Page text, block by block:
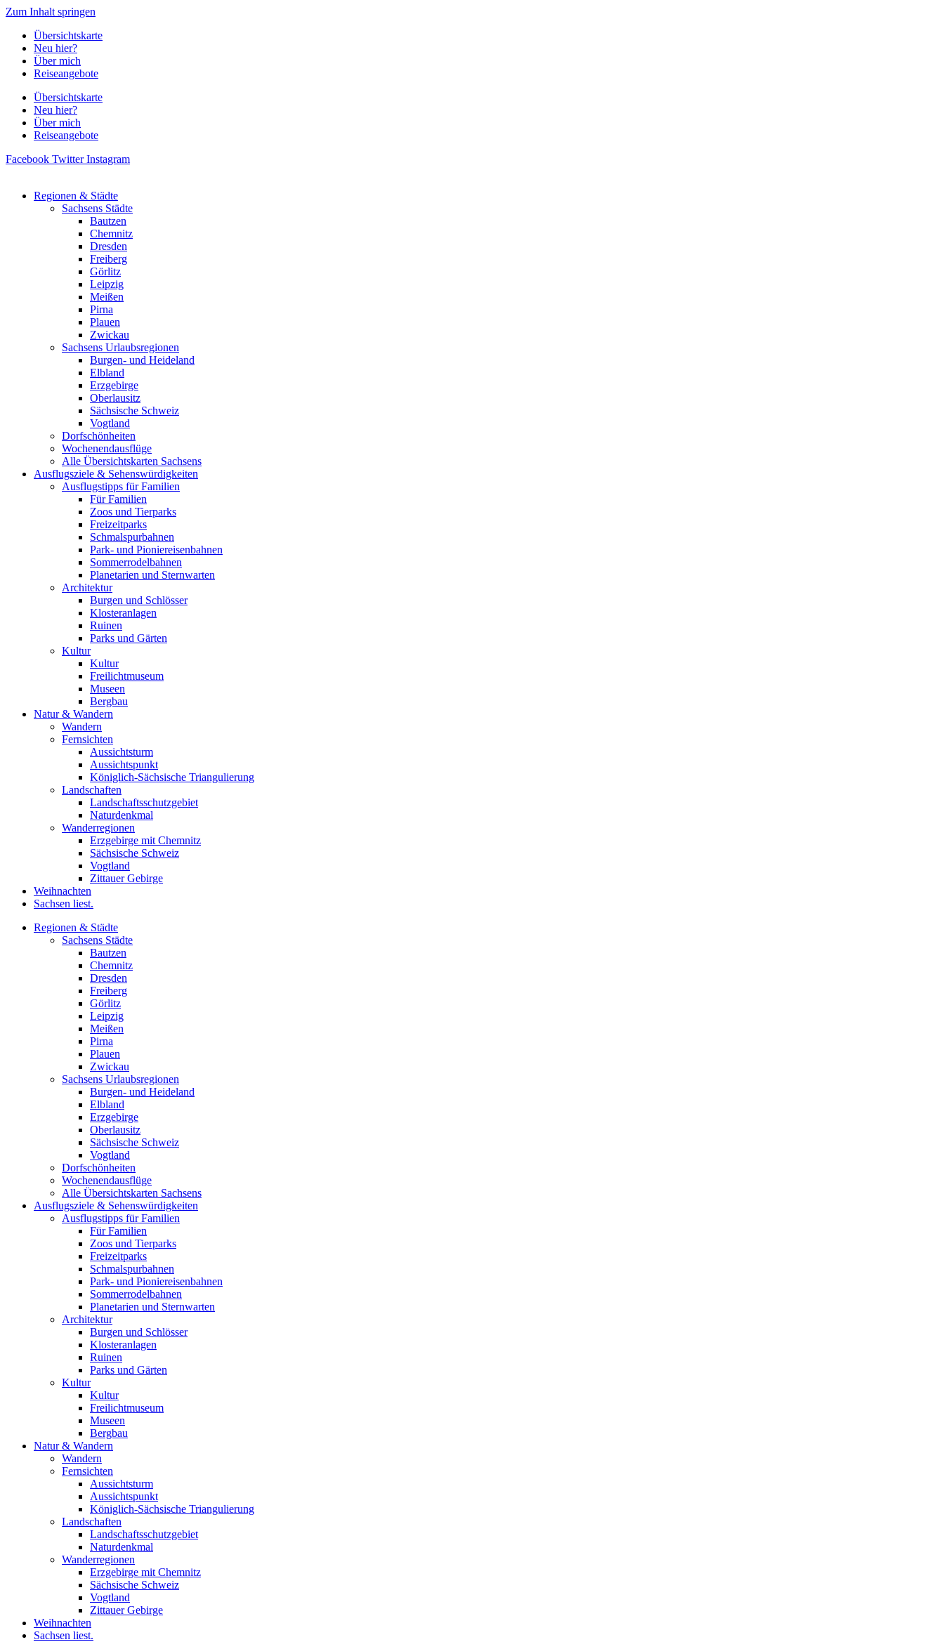
Zum Inhalt springen
Übersichtskarte
Neu hier?
Über mich
Reiseangebote
Übersichtskarte
Neu hier?
Über mich
Reiseangebote
Facebook Twitter Instagram
Regionen & Städte
Sachsens Städte
Bautzen
Chemnitz
Dresden
Freiberg
Görlitz
Leipzig
Meißen
Pirna
Plauen
Zwickau
Sachsens Urlaubsregionen
Burgen- und Heideland
Elbland
Erzgebirge
Oberlausitz
Sächsische Schweiz
Vogtland
Dorfschönheiten
Wochenendausflüge
Alle Übersichtskarten Sachsens
Ausflugsziele & Sehenswürdigkeiten
Ausflugstipps für Familien
Für Familien
Zoos und Tierparks
Freizeitparks
Schmalspurbahnen
Park- und Pioniereisenbahnen
Sommerrodelbahnen
Planetarien und Sternwarten
Architektur
Burgen und Schlösser
Klosteranlagen
Ruinen
Parks und Gärten
Kultur
Kultur
Freilichtmuseum
Museen
Bergbau
Natur & Wandern
Wandern
Fernsichten
Aussichtsturm
Aussichtspunkt
Königlich-Sächsische Triangulierung
Landschaften
Landschaftsschutzgebiet
Naturdenkmal
Wanderregionen
Erzgebirge mit Chemnitz
Sächsische Schweiz
Vogtland
Zittauer Gebirge
Weihnachten
Sachsen liest.
Regionen & Städte
Sachsens Städte
Bautzen
Chemnitz
Dresden
Freiberg
Görlitz
Leipzig
Meißen
Pirna
Plauen
Zwickau
Sachsens Urlaubsregionen
Burgen- und Heideland
Elbland
Erzgebirge
Oberlausitz
Sächsische Schweiz
Vogtland
Dorfschönheiten
Wochenendausflüge
Alle Übersichtskarten Sachsens
Ausflugsziele & Sehenswürdigkeiten
Ausflugstipps für Familien
Für Familien
Zoos und Tierparks
Freizeitparks
Schmalspurbahnen
Park- und Pioniereisenbahnen
Sommerrodelbahnen
Planetarien und Sternwarten
Architektur
Burgen und Schlösser
Klosteranlagen
Ruinen
Parks und Gärten
Kultur
Kultur
Freilichtmuseum
Museen
Bergbau
Natur & Wandern
Wandern
Fernsichten
Aussichtsturm
Aussichtspunkt
Königlich-Sächsische Triangulierung
Landschaften
Landschaftsschutzgebiet
Naturdenkmal
Wanderregionen
Erzgebirge mit Chemnitz
Sächsische Schweiz
Vogtland
Zittauer Gebirge
Weihnachten
Sachsen liest.